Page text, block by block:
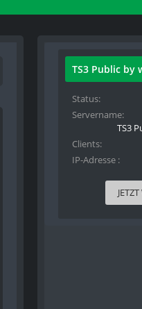
TS3 Public by
Status
Servername
TS3
Clients
IP-Adresse